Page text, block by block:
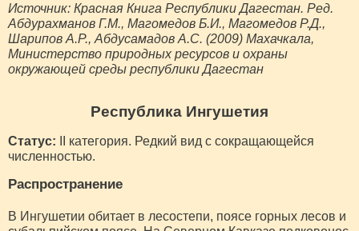
Источник: Красная Книга Республики Дагестан. Ред.
Абдурахманов Г.М., Магомедов Б.И., Магомедов Р.Д.,
Шарипов А.Р., Абдусамадов А.С. (2009) Махачкала,
Министерство природных ресурсов и охраны
окружающей среды республики Дагестан
Республика Ингушетия
Статус: II категория. Редкий вид с сокращающейся
численностью.
Распространение
В Ингушетии обитает в лесостепи, поясе горных лесов и